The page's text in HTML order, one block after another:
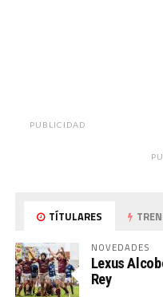
PUBLICIDAD
TÍTULARES
NOVEDADES
Lexus
Rey